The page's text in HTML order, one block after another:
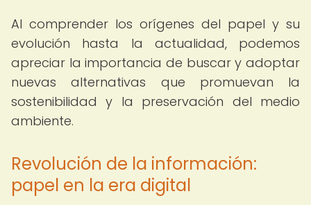
Al comprender los orígenes del papel y su
evolución hasta la actualidad, podemos
apreciar la importancia de buscar y adoptar
nuevas alternativas que promuevan la
sostenibilidad y la preservación del medio
ambiente.
Revolución de la información:
papel en la era digital